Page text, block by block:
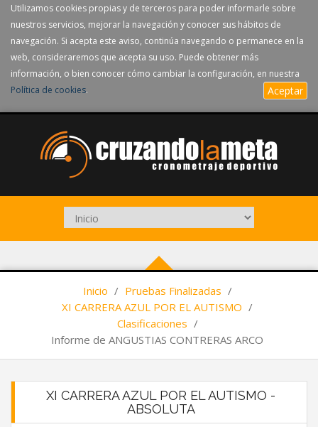
Utilizamos cookies propias y de terceros para poder informarle sobre
nuestros servicios, mejorar la navegación y conocer sus hábitos de
navegación. Si acepta este aviso, continúa navegando o permanece en la
web, consideraremos que acepta su uso. Puede obtener más
información, o bien conocer cómo cambiar la configuración, en nuestra
Política de cookies. Aceptar
Inicio / Pruebas Finalizadas /
XI CARRERA AZUL POR EL AUTISMO /
Clasificaciones /
Informe de ANGUSTIAS CONTRERAS ARCO
XI CARRERA AZUL POR EL AUTISMO -
ABSOLUTA